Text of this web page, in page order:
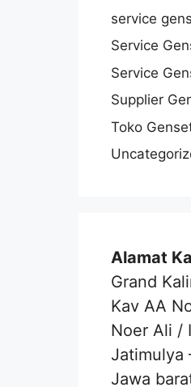
service
Service
Service
Supplier
Toko
Alamat
Grand
Kav AA
Noer Ali /
Jatimulya
Jawa